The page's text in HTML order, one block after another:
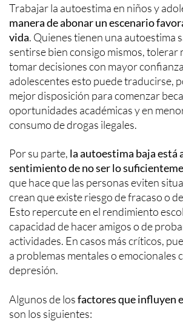
Trabajar la autoestima en niños y
manera de abonar un escenario
vida. Quienes tienen una autoestima
sentirse bien consigo mismos, tolerar
tomar decisiones con mayor
adolescentes esto puede traducirse,
mejor disposición para comenzar
oportunidades académicas y en
consumo de drogas ilegales.
Por su parte, la autoestima baja está
sentimiento de no ser lo
que hace que las personas eviten
crean que existe riesgo de fracaso o
Esto repercute en el rendimiento
capacidad de hacer amigos o de
actividades. En casos más críticos,
a problemas mentales o emocionales
depresión.
Algunos de losfactores que influyen
son los siguientes: